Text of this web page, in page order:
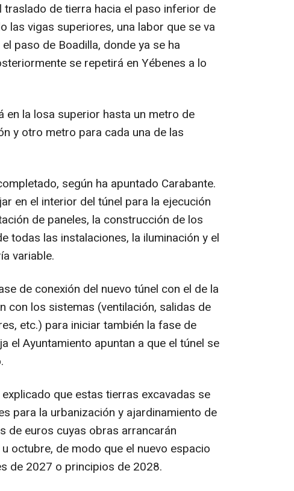
traslado de tierra hacia el paso inferior de
las vigas superiores, una labor que se va
paso de Boadilla, donde ya se ha
se repetirá en Yébenes a lo
en la losa superior hasta un metro de
y otro metro para cada una de las
según ha apuntado Carabante.
en el interior del túnel para la ejecución
de paneles, la construcción de los
todas las instalaciones, la iluminación y el
variable.
de conexión del nuevo túnel con el de la
con los sistemas (ventilación, salidas de
etc.) para iniciar también la fase de
el Ayuntamiento apuntan a que el túnel se
que estas tierras excavadas se
para la urbanización y ajardinamiento de
de euros cuyas obras arrancarán
octubre, de modo que el nuevo espacio
de 2027 o principios de 2028.